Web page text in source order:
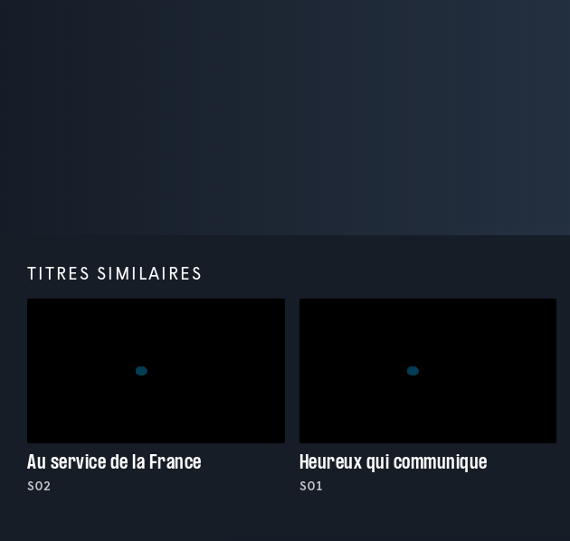
TITRES SIMILAIRES
Au service de la France
S02
Heureux qui communique
S01